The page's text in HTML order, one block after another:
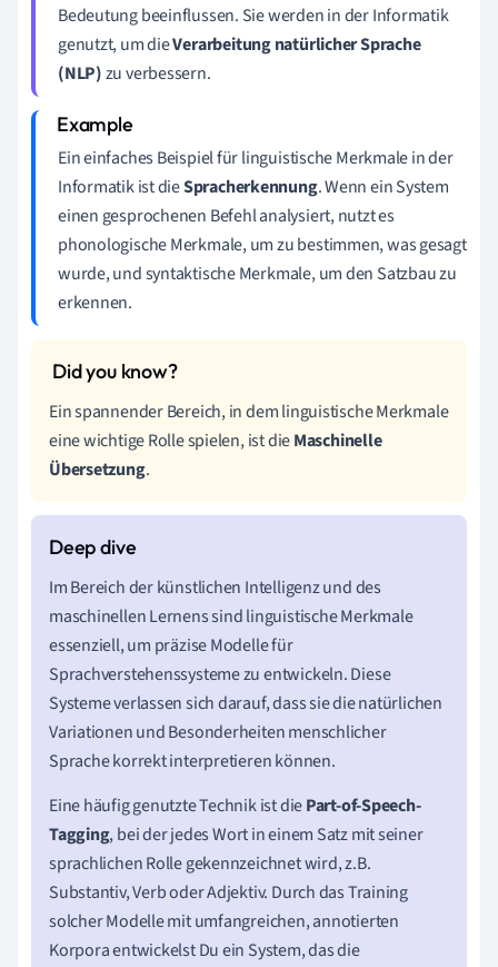
Bedeutung beeinflussen. Sie werden in der Informatik
genutzt, um dieVerarbeitung natürlicher Sprache
(NLP)zu verbessern.
Ein einfaches Beispiel für linguistische Merkmale in der
Informatik ist dieSpracherkennung. Wenn ein System
einen gesprochenen Befehl analysiert, nutzt es
phonologische Merkmale, um zu bestimmen, was gesagt
wurde, und syntaktische Merkmale, um den Satzbau zu
erkennen.
Ein spannender Bereich, in dem linguistische Merkmale
eine wichtige Rolle spielen, ist dieMaschinelle
Übersetzung.
Im Bereich der künstlichen Intelligenz und des
maschinellen Lernens sind linguistische Merkmale
essenziell, um präzise Modelle für
Sprachverstehenssysteme zu entwickeln. Diese
Systeme verlassen sich darauf, dass sie die natürlichen
Variationen und Besonderheiten menschlicher
Sprache korrekt interpretieren können.
Eine häufig genutzte Technik ist diePart-of-Speech-
Tagging, bei der jedes Wort in einem Satz mit seiner
sprachlichen Rolle gekennzeichnet wird, z.B.
Substantiv, Verb oder Adjektiv. Durch das Training
solcher Modelle mit umfangreichen, annotierten
Korpora entwickelst Du ein System, das die